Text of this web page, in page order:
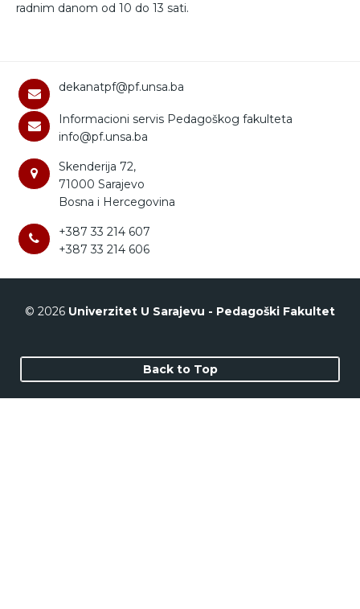
radnim danom od 10 do 13 sati.
dekanatpf@pf.unsa.ba
Informacioni servis Pedagoškog fakulteta
info@pf.unsa.ba
Skenderija 72,
71000 Sarajevo
Bosna i Hercegovina
+387 33 214 607
+387 33 214 606
© 2026 Univerzitet U Sarajevu - Pedagoški Fakultet
Back to Top